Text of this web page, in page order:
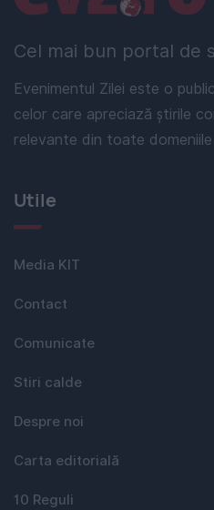
Cel mai bun portal de
Evenimentul Zilei este o
celor care apreciază știrile
relevante din toate
Utile
Media KIT
Contact
Comunicate
Stiri calde
Despre noi
Carta editorială
10 Reguli